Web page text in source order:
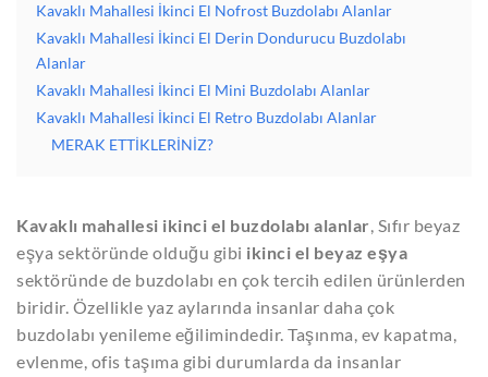
Kavaklı Mahallesi İkinci El Nofrost Buzdolabı Alanlar
Kavaklı Mahallesi İkinci El Derin Dondurucu Buzdolabı
Alanlar
Kavaklı Mahallesi İkinci El Mini Buzdolabı Alanlar
Kavaklı Mahallesi İkinci El Retro Buzdolabı Alanlar
MERAK ETTİKLERİNİZ?
Kavaklı mahallesi ikinci el buzdolabı alanlar, Sıfır beyaz
eşya sektöründe olduğu gibi ikinci el beyaz eşya
sektöründe de buzdolabı en çok tercih edilen ürünlerden
biridir. Özellikle yaz aylarında insanlar daha çok
buzdolabı yenileme eğilimindedir. Taşınma, ev kapatma,
evlenme, ofis taşıma gibi durumlarda da insanlar